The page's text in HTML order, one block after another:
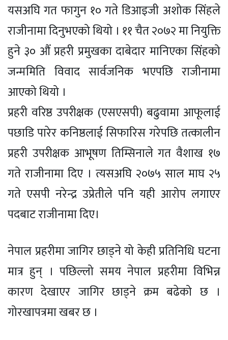
यसअघि गत फागुन १० गते डिआइजी अशोक सिंहले
राजीनामा दिनुभएको थियो । ११ चैत २०७२ मा नियुक्ति
हुने ३० औं प्रहरी प्रमुखका दाबेदार मानिएका सिंहको
जन्ममिति विवाद सार्वजनिक भएपछि राजीनामा
आएको थियो ।
प्रहरी वरिष्ठ उपरीक्षक (एसएसपी) बढुवामा आफूलाई
पछाडि पारेर कनिष्ठलाई सिफारिस गरेपछि तत्कालीन
प्रहरी उपरीक्षक आभूषण तिम्सिनाले गत वैशाख १७
गते राजीनामा दिए । त्यसअघि २०७५ साल माघ २५
गते एसपी नरेन्द्र उप्रेतीले पनि यही आरोप लगाएर
पदबाट राजीनामा दिए।
नेपाल प्रहरीमा जागिर छाड्ने यो केही प्रतिनिधि घटना
मात्र हुन् । पछिल्लो समय नेपाल प्रहरीमा विभिन्न
कारण देखाएर जागिर छाड्ने क्रम बढेको छ ।
गोरखापत्रमा खबर छ ।